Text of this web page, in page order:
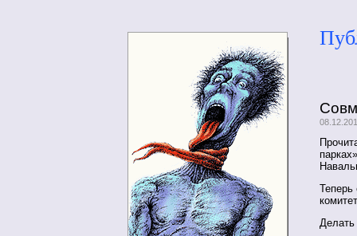
Теперь
Делать